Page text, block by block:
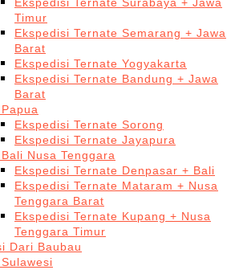
Timur
Ekspedisi Ternate Semarang + Jawa
Barat
Ekspedisi Ternate Yogyakarta
Ekspedisi Ternate Bandung + Jawa
Barat
Ekspedisi Ternate Sorong
Ekspedisi Ternate Jayapura
Nusa Tenggara
Ekspedisi Ternate Denpasar + Bali
Ekspedisi Ternate Mataram + Nusa
Tenggara Barat
Ekspedisi Ternate Kupang + Nusa
Tenggara Timur
Dari Baubau